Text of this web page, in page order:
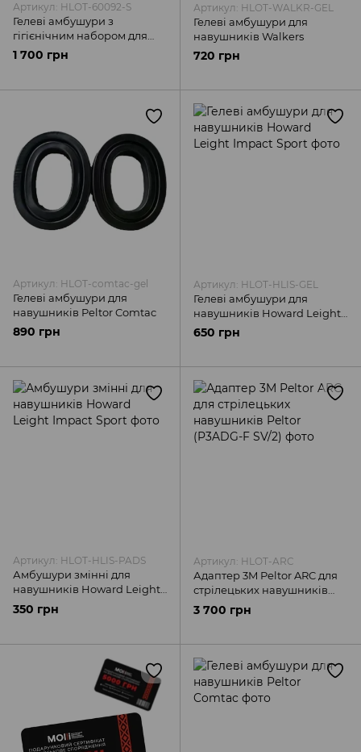
Артикул: HLOT-60092-S
Гелеві амбушури з
гігієнічним набором для
навушників Sordin
1 700 грн
Артикул: HLOT-WALKR-GEL
Гелеві амбушури для
навушників Walkers
720 грн
Артикул: HLOT-comtac-gel
Гелеві амбушури для
навушників Peltor Comtac
890 грн
Артикул: HLOT-HLIS-GEL
Гелеві амбушури для
навушників Howard Leight
Impact Sport
650 грн
Артикул: HLOT-HLIS-PADS
Амбушури змінні для
навушників Howard Leight
Impact Sport
350 грн
Артикул: HLOT-ARC
Адаптер 3M Peltor ARC для
стрілецьких навушників
Peltor (P3ADG-F SV/2)
3 700 грн